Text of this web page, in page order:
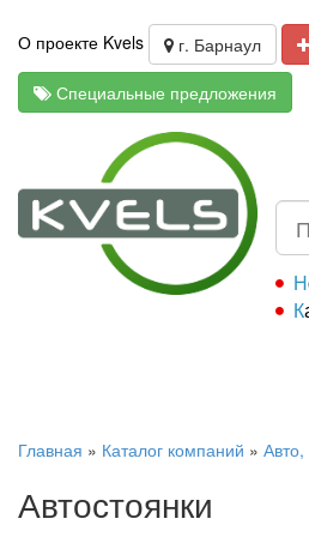
О проекте Kvels г. Барнаул
Специальные предложения
Главная » Каталог компаний »
Автостоянки